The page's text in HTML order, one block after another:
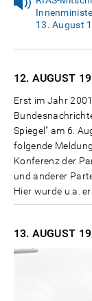
13. August
12. AUGUST
Erst im Jahr
Spiegel" am 6.
folgende
Konferenz der
und anderer
Hier wurde u.a.
13. AUGUST